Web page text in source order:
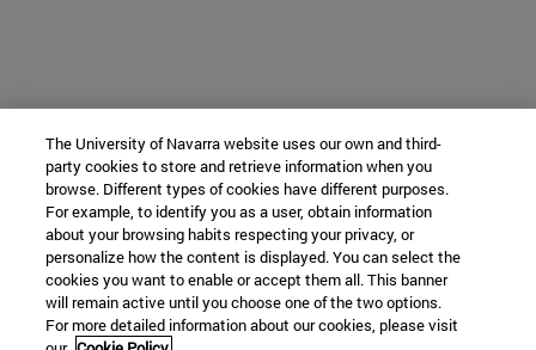
The University of Navarra website uses our own and third-
party cookies to store and retrieve information when you
browse. Different types of cookies have different purposes.
For example, to identify you as a user, obtain information
about your browsing habits respecting your privacy, or
personalize how the content is displayed. You can select the
cookies you want to enable or accept them all. This banner
will remain active until you choose one of the two options.
For more detailed information about our cookies, please visit